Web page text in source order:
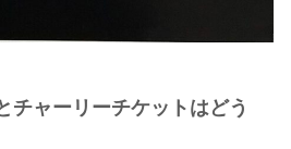
チャーリーチケットはどう